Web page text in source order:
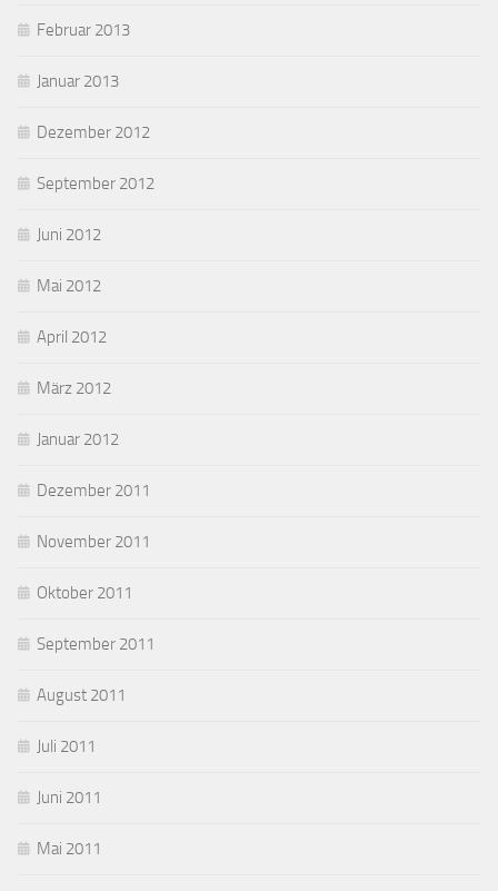
Februar 2013
Januar 2013
Dezember 2012
September 2012
Juni 2012
Mai 2012
April 2012
März 2012
Januar 2012
Dezember 2011
November 2011
Oktober 2011
September 2011
August 2011
Juli 2011
Juni 2011
Mai 2011